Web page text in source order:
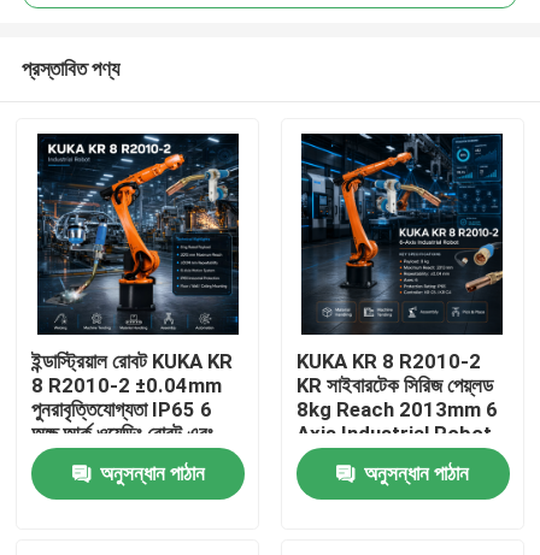
বাড়ি
প্রস্তাবিত পণ্য
ইন্ডাস্ট্রিয়াল রোবট KUKA KR
8 R2010-2 ±0.04mm
পুনরাবৃত্তিযোগ্যতা IP65 6
অক্ষ আর্ক ওয়েল্ডিং রোবট এবং
KR C4 KR C5 KR C5-2
কন্ট্রোল ক্যাবিনেটঅনুসন্ধান পাঠান
KUKA KR 8 R2010-2
KR সাইবারটেক সিরিজ পেয়্লড
8kg Reach 2013mm 6
Axis Industrial Robot
TBi RM2 রোবট ওয়েল্ডিং টর্চ
অনুসন্ধান পাঠান